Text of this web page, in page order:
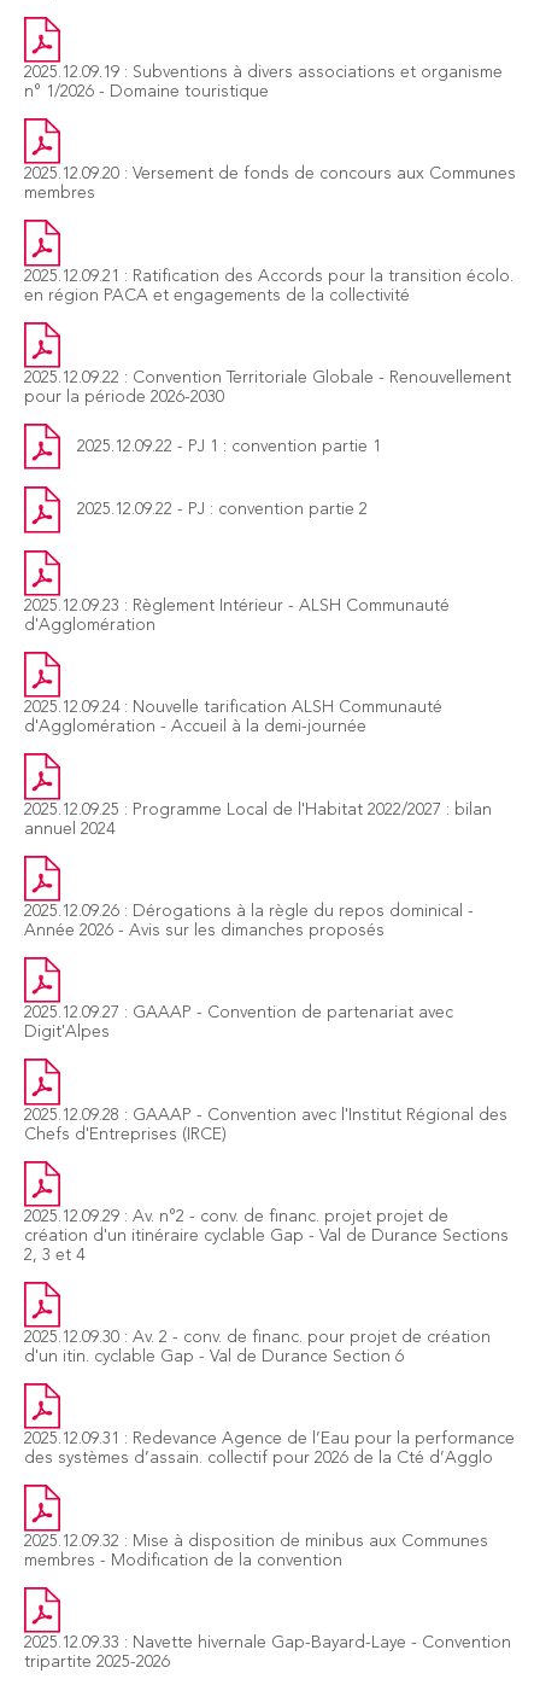
2025.12.09.19 : Subventions à divers associations et organisme
n° 1/2026 - Domaine touristique
2025.12.09.20 : Versement de fonds de concours aux Communes
membres
2025.12.09.21 : Ratification des Accords pour la transition écolo.
en région PACA et engagements de la collectivité
2025.12.09.22 : Convention Territoriale Globale - Renouvellement
pour la période 2026-2030
2025.12.09.22 - PJ 1 : convention partie 1
2025.12.09.22 - PJ : convention partie 2
2025.12.09.23 : Règlement Intérieur - ALSH Communauté
d'Agglomération
2025.12.09.24 : Nouvelle tarification ALSH Communauté
d'Agglomération - Accueil à la demi-journée
2025.12.09.25 : Programme Local de l'Habitat 2022/2027 : bilan
annuel 2024
2025.12.09.26 : Dérogations à la règle du repos dominical -
Année 2026 - Avis sur les dimanches proposés
2025.12.09.27 : GAAAP - Convention de partenariat avec
Digit'Alpes
2025.12.09.28 : GAAAP - Convention avec l'Institut Régional des
Chefs d'Entreprises (IRCE)
2025.12.09.29 : Av. n°2 - conv. de financ. projet projet de
création d'un itinéraire cyclable Gap - Val de Durance Sections
2, 3 et 4
2025.12.09.30 : Av. 2 - conv. de financ. pour projet de création
d'un itin. cyclable Gap - Val de Durance Section 6
2025.12.09.31 : Redevance Agence de l’Eau pour la performance
des systèmes d’assain. collectif pour 2026 de la Cté d’Agglo
2025.12.09.32 : Mise à disposition de minibus aux Communes
membres - Modification de la convention
2025.12.09.33 : Navette hivernale Gap-Bayard-Laye - Convention
tripartite 2025-2026